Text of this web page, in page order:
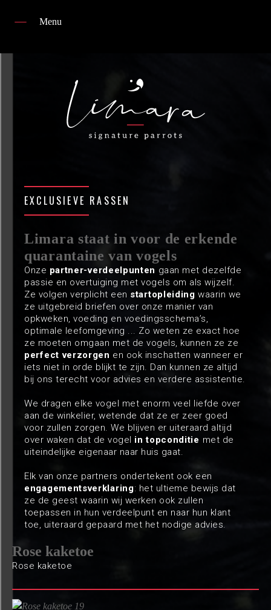
Menu
Collectie vogels
FAQ
contact
EXCLUSIEVE RASSEN
Limara staat in voor de erkende
quarantaine van vogels
Onze partner-verdeelpunten gaan met dezelfde
passie en overtuiging met vogels om als wijzelf.
Ze volgen verplicht een startopleiding waarin we
ze uitgebreid briefen over onze manier van
opkweken, voeding en voedingsschema’s,
optimale leefomgeving ... Zo weten ze exact hoe
ze moeten omgaan met de vogels, kunnen ze ze
perfect verzorgen en ook inschatten wanneer er
iets niet in orde blijkt te zijn. Dan kunnen ze altijd
bij ons terecht voor advies en verdere assistentie.
We dragen elke vogel met enorm veel liefde over
aan de winkelier, wetende dat ze er zeer goed
voor zullen zorgen. We blijven er uiteraard altijd
over waken dat de vogel in topconditie met de
uiteindelijke eigenaar naar huis gaat.
Elk van onze partners ondertekent ook een
engagementsverklaring: het ultieme bewijs dat
ze de geest waarin wij werken ook zullen
toepassen in hun verdeelpunt en naar hun klant
toe, uiteraard gepaard met het nodige advies.
Rose kaketoe
Rose kaketoe